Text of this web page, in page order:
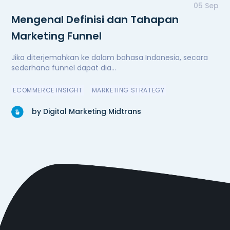
05 Sep
Mengenal Definisi dan Tahapan
Marketing Funnel
Jika diterjemahkan ke dalam bahasa Indonesia, secara
sederhana funnel dapat dia...
ECOMMERCE INSIGHT MARKETING STRATEGY
by Digital Marketing Midtrans